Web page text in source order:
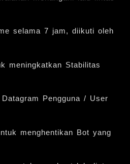
selama 7 jam, diikuti oleh
meningkatkan Stabilitas
Pengguna / User
menghentikan Bot yang